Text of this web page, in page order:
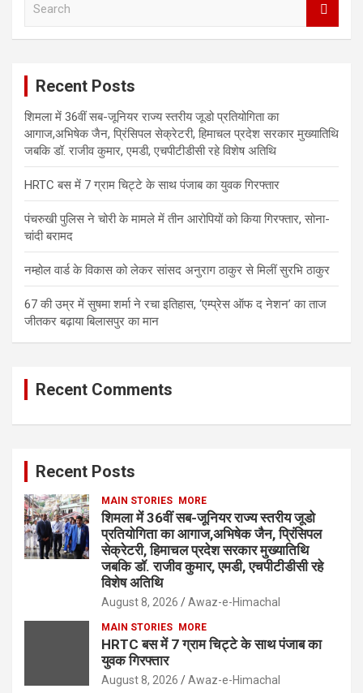
Recent Posts
शिमला में 36वीं सब-जूनियर राज्य स्तरीय जूडो प्रतियोगिता का
आगाज,अभिषेक जैन, प्रिंसिपल सेक्रेटरी, हिमाचल प्रदेश सरकार मुख्यातिथि
जबकि डॉ. राजीव कुमार, एमडी, एचपीटीडीसी रहे विशेष अतिथि
HRTC बस में 7 ग्राम चिट्टे के साथ पंजाब का युवक गिरफ्तार
पंचरुखी पुलिस ने चोरी के मामले में तीन आरोपियों को किया गिरफ्तार, सोना-
चांदी बरामद
नम्होल वार्ड के विकास को लेकर सांसद अनुराग ठाकुर से मिलीं सुरभि ठाकुर
67 की उम्र में सुषमा शर्मा ने रचा इतिहास, ‘एम्प्रेस ऑफ द नेशन’ का ताज
जीतकर बढ़ाया बिलासपुर का मान
Recent Comments
Recent Posts
MAIN STORIES MORE
शिमला में 36वीं सब-जूनियर राज्य स्तरीय जूडो
प्रतियोगिता का आगाज,अभिषेक जैन, प्रिंसिपल
सेक्रेटरी, हिमाचल प्रदेश सरकार मुख्यातिथि
जबकि डॉ. राजीव कुमार, एमडी, एचपीटीडीसी रहे
विशेष अतिथि
August 8, 2026 Awaz-e-Himachal
MAIN STORIES MORE
HRTC बस में 7 ग्राम चिट्टे के साथ पंजाब का
युवक गिरफ्तार
August 8, 2026 Awaz-e-Himachal